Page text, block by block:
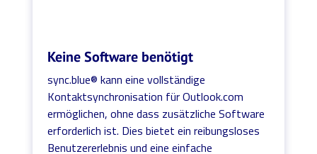
Keine Software benötigt
sync.blue® kann eine vollständige
Kontaktsynchronisation für Outlook.com
ermöglichen, ohne dass zusätzliche Software
erforderlich ist. Dies bietet ein reibungsloses
Benutzererlebnis und eine einfache